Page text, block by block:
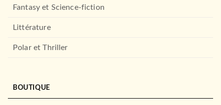
Fantasy et Science-fiction
Littérature
Polar et Thriller
BOUTIQUE